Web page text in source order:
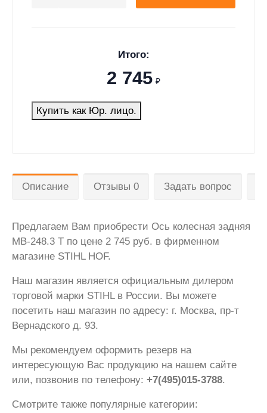
Итого:
2 745 ₽
Купить как Юр. лицо.
Описание Отзывы 0 Задать вопрос
Предлагаем Вам приобрести Ось колесная задняя
MB-248.3 T по цене 2 745 руб. в фирменном
магазине STIHL HOF.
Наш магазин является официальным дилером
торговой марки STIHL в России. Вы можете
посетить наш магазин по адресу: г. Москва, пр-т
Вернадского д. 93.
Мы рекомендуем оформить резерв на
интересующую Вас продукцию на нашем сайте
или, позвонив по телефону: +7(495)015-3788.
Смотрите также популярные категории: